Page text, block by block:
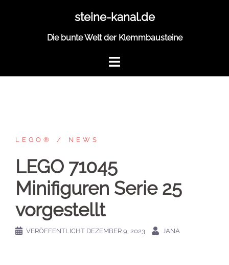
steine-kanal.de
Die bunte Welt der Klemmbausteine
LEGO® NEWS
LEGO 71045
Minifiguren Serie 25
vorgestellt
VERÖFFENTLICHT DEZEMBER 9, 2023 JANA